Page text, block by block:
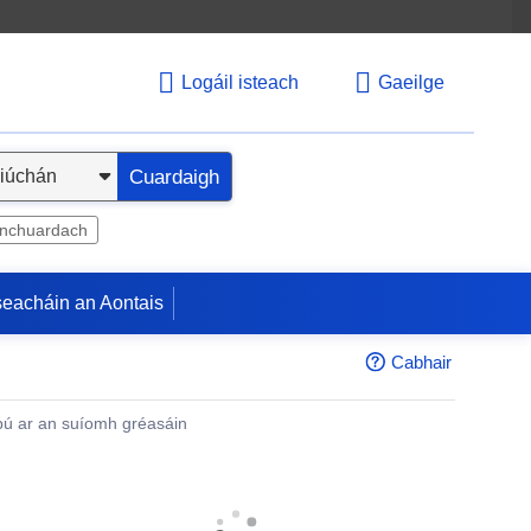
Logáil isteach Gaeilge
Cuardaigh
an Aontais
Cabhair
ar an suíomh gréasáin